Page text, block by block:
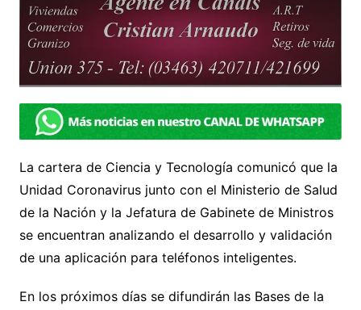
La cartera de Ciencia y Tecnología comunicó que la
Unidad Coronavirus junto con el Ministerio de Salud
de la Nación y la Jefatura de Gabinete de Ministros
se encuentran analizando el desarrollo y validación
de una aplicación para teléfonos inteligentes.
En los próximos días se difundirán las Bases de la